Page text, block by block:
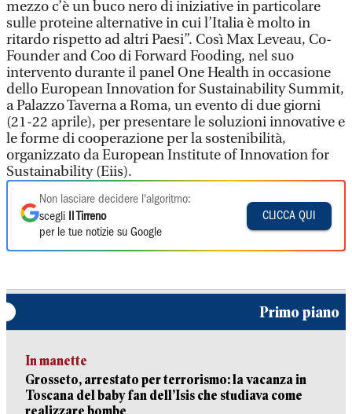
mezzo c’è un buco nero di iniziative in particolare
sulle proteine alternative in cui l’Italia è molto in
ritardo rispetto ad altri Paesi”. Così Max Leveau, Co-
Founder and Coo di Forward Fooding, nel suo
intervento durante il panel One Health in occasione
dello European Innovation for Sustainability Summit,
a Palazzo Taverna a Roma, un evento di due giorni
(21-22 aprile), per presentare le soluzioni innovative e
le forme di cooperazione per la sostenibilità,
organizzato da European Institute of Innovation for
Sustainability (Eiis).
Non lasciare decidere l'algoritmo:
scegli
Il Tirreno
per le tue notizie su Google
CLICCA QUI
Primo piano
In manette
Grosseto, arrestato per terrorismo: la vacanza in
Toscana del baby fan dell’Isis che studiava come